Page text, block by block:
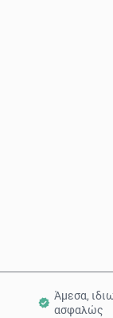
Άμεσα,
ασφαλώς